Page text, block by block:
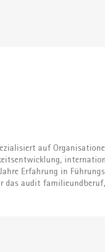
auf
Erfahrung in
audit familieundberuf,